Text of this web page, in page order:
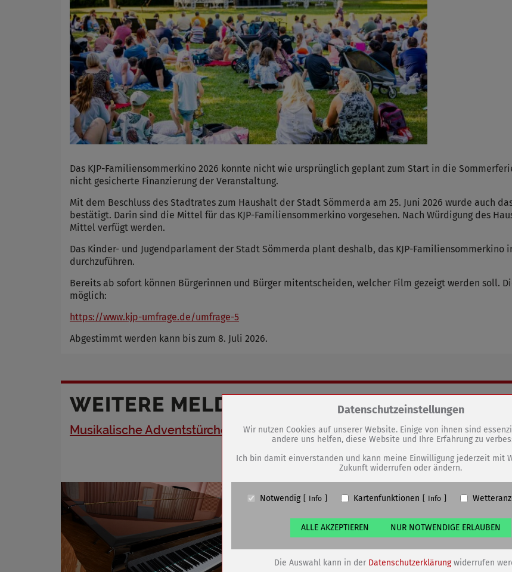
Das KJP-Familiensommerkino 2026 konnte nicht wie ursprünglich geplant zum Start in die
nicht gesicherte Finanzierung der Veranstaltung.
Mit dem Beschluss des Stadtrates zum Haushalt der Stadt Sömmerda am 25. Juni 2026 wurde auch
bestätigt. Darin sind die Mittel für das KJP-Familiensommerkino vorgesehen. Nach Würdigung des
Mittel verfügt werden.
Das Kinder- und Jugendparlament der Stadt Sömmerda plant deshalb, das KJP-Familiensommerkino
durchzuführen.
Bereits ab sofort können Bürgerinnen und Bürger mitentscheiden, welcher Film gezeigt werden soll.
möglich:
https://www.kjp-umfrage.de/umfrage-5
Abgestimmt werden kann bis zum 8. Juli 2026.
WEITERE MELDUNGEN
Musikalische Adventstürchen
Sömmerda-Adventskalender im
praktischen Format
Zum Betrieb der Seite notwendige Cookies / Drittanbieter:
PHP Session Cookie
Anbieter
Eigentümer dieser Website (Wenko-Wenselaar GmbH & Co. KG)
Absicherung Kontaktformular / SPAM Schutz
Cookie Name
PHPSESSID, fe_typo_user
Cookie Laufzeit
undefined
Cookiespeicherung Entscheidungscookie
Cookies.
Datenschutzeinstellungen
Wir nutzen Cookies auf unserer Website. Einige von ihnen sind
andere uns helfen, diese Website und Ihre Erfahrung zu
Ich bin damit einverstanden und kann meine Einwilligung jederzeit mit
Zukunft widerrufen oder ändern.
Notwendig Info Kartenfunktionen Info
ALLE AKZEPTIEREN NUR NOTWENDIGE ERLAUBEN
Die Auswahl kann in der Datenschutzerklärungwiderrufen